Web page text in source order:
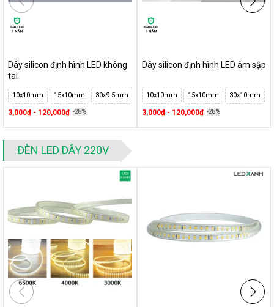
Dây silicon định hình LED không
tai
10x10mm 15x10mm 30x9.5mm 30x20mm 50x20mm 12x12mm
3,000₫ - 120,000₫ -28%
Dây silicon định hình LED âm sập
10x10mm 15x10mm 30x10mm
3,000₫ - 120,000₫ -28%
ĐÈN LED DÂY 220V